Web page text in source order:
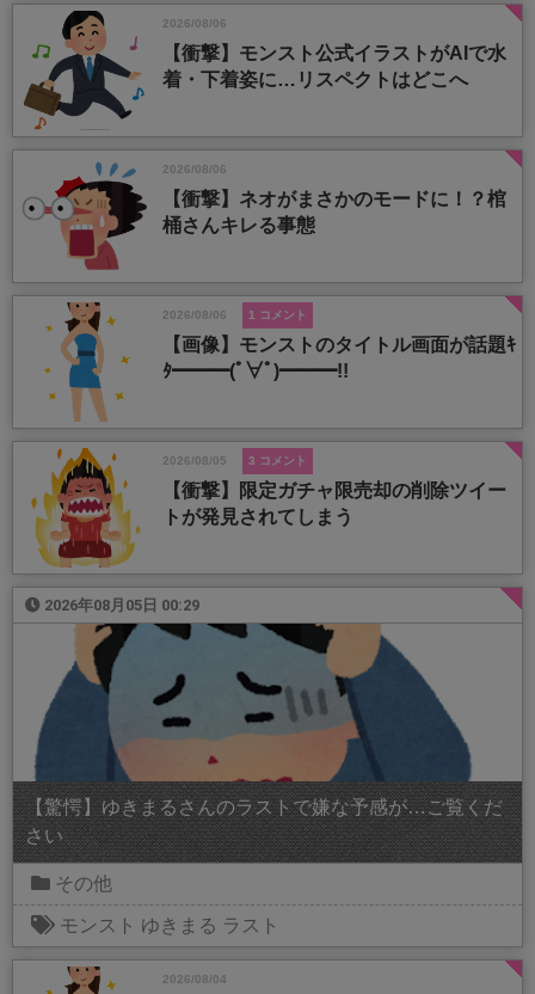
2026/08/06
【衝撃】モンスト公式イラストがAIで水
着・下着姿に…リスペクトはどこへ
2026/08/06
【衝撃】ネオがまさかのモードに！？棺
桶さんキレる事態
2026/08/06 1 コメント
【画像】モンストのタイトル画面が話題ｷ
ﾀ━━━(ﾟ∀ﾟ)━━━!!
2026/08/05 3 コメント
【衝撃】限定ガチャ限売却の削除ツイー
トが発見されてしまう
2026年08月05日 00:29
【驚愕】ゆきまるさんのラストで嫌な予感が…ご覧くだ
さい
その他
モンスト ゆきまる ラスト
2026/08/04